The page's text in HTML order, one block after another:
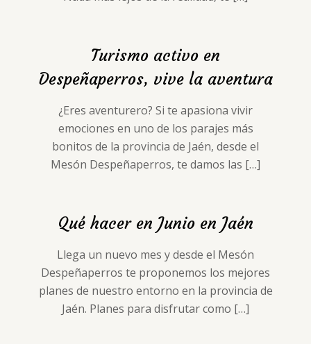
Turismo activo en
Despeñaperros, vive la aventura
¿Eres aventurero? Si te apasiona vivir
emociones en uno de los parajes más
bonitos de la provincia de Jaén, desde el
Mesón Despeñaperros, te damos las […]
Qué hacer en Junio en Jaén
Llega un nuevo mes y desde el Mesón
Despeñaperros te proponemos los mejores
planes de nuestro entorno en la provincia de
Jaén. Planes para disfrutar como […]